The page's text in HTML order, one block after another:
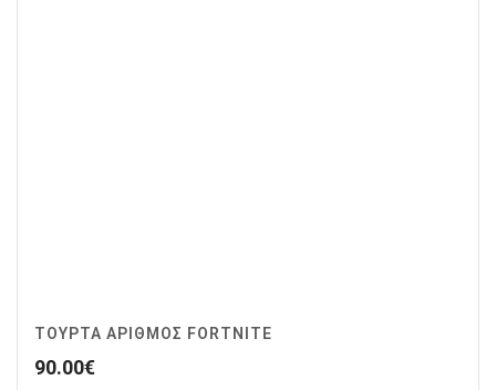
ΤΟΥΡΤΑ ΑΡΙΘΜΟΣ FORTNITE
90.00€